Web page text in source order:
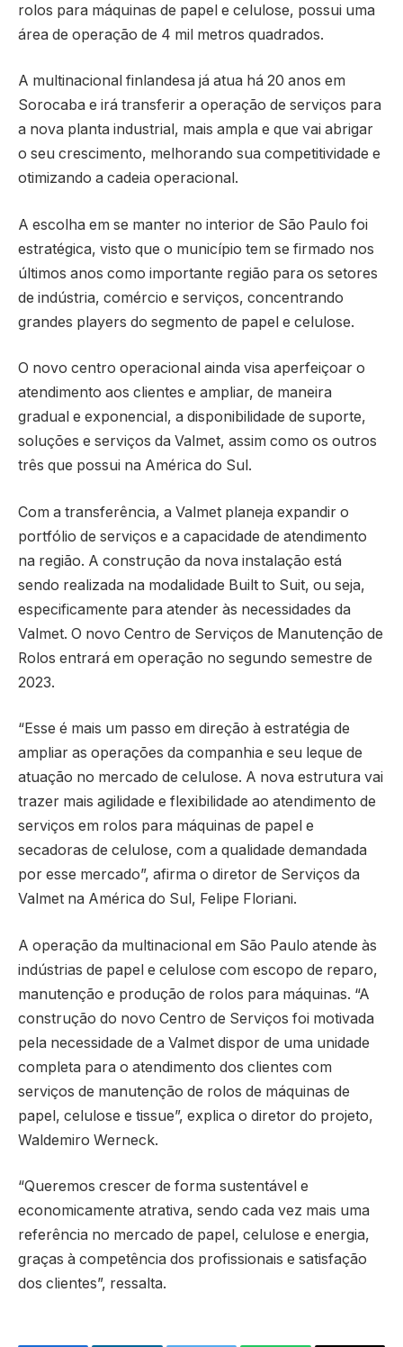
rolos para máquinas de papel e celulose, possui uma
área de operação de 4 mil metros quadrados.
A multinacional finlandesa já atua há 20 anos em
Sorocaba e irá transferir a operação de serviços para
a nova planta industrial, mais ampla e que vai abrigar
o seu crescimento, melhorando sua competitividade e
otimizando a cadeia operacional.
A escolha em se manter no interior de São Paulo foi
estratégica, visto que o município tem se firmado nos
últimos anos como importante região para os setores
de indústria, comércio e serviços, concentrando
grandes players do segmento de papel e celulose.
O novo centro operacional ainda visa aperfeiçoar o
atendimento aos clientes e ampliar, de maneira
gradual e exponencial, a disponibilidade de suporte,
soluções e serviços da Valmet, assim como os outros
três que possui na América do Sul.
Com a transferência, a Valmet planeja expandir o
portfólio de serviços e a capacidade de atendimento
na região. A construção da nova instalação está
sendo realizada na modalidade Built to Suit, ou seja,
especificamente para atender às necessidades da
Valmet. O novo Centro de Serviços de Manutenção de
Rolos entrará em operação no segundo semestre de
2023.
“Esse é mais um passo em direção à estratégia de
ampliar as operações da companhia e seu leque de
atuação no mercado de celulose. A nova estrutura vai
trazer mais agilidade e flexibilidade ao atendimento de
serviços em rolos para máquinas de papel e
secadoras de celulose, com a qualidade demandada
por esse mercado”, afirma o diretor de Serviços da
Valmet na América do Sul, Felipe Floriani.
A operação da multinacional em São Paulo atende às
indústrias de papel e celulose com escopo de reparo,
manutenção e produção de rolos para máquinas. “A
construção do novo Centro de Serviços foi motivada
pela necessidade de a Valmet dispor de uma unidade
completa para o atendimento dos clientes com
serviços de manutenção de rolos de máquinas de
papel, celulose e tissue”, explica o diretor do projeto,
Waldemiro Werneck.
“Queremos crescer de forma sustentável e
economicamente atrativa, sendo cada vez mais uma
referência no mercado de papel, celulose e energia,
graças à competência dos profissionais e satisfação
dos clientes”, ressalta.